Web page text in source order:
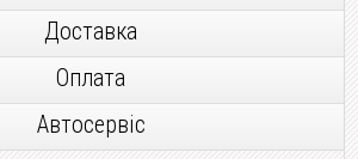
Доставка
Оплата
Автосервіс